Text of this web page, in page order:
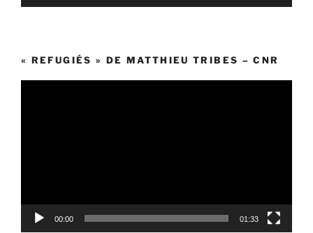
« REFUGIÉS » DE MATTHIEU TRIBES – CNR
00:00 01:33